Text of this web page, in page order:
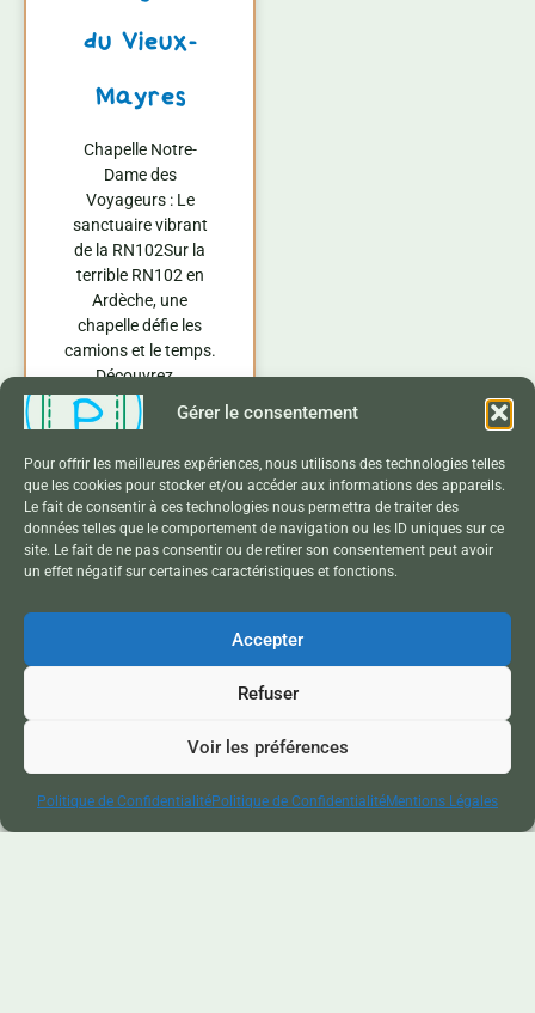
Gérer le consentement
Pour offrir les meilleures expériences, nous utilisons des technologies telles
que les cookies pour stocker et/ou accéder aux informations des appareils.
Le fait de consentir à ces technologies nous permettra de traiter des
données telles que le comportement de navigation ou les ID uniques sur ce
site. Le fait de ne pas consentir ou de retirer son consentement peut avoir
un effet négatif sur certaines caractéristiques et fonctions.
Accepter
Refuser
Voir les préférences
Politique de ConfidentialitéPolitique de ConfidentialitéMentions Légales
du Vieux-
Mayres
Chapelle Notre-
Dame des
Voyageurs : Le
sanctuaire vibrant
de la RN102Sur la
terrible RN102 en
Ardèche, une
chapelle défie les
camions et le temps.
Découvrez…
Lire La Suite »
24/03/2026
Aucun
commentaire
Ardèche
Médard et
les Montlaur